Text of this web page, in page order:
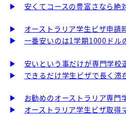
▶
安くてコースの豊富さなら絶
▶ オーストラリア学生ビザ申請
▶
一番安いのは1学期1000ドル
▶ 安いという事だけが専門学校
▶
できるだけ学生ビザで長く滞
▶
お勧めのオーストラリア専門
▶
オーストラリア学生ビザ取得